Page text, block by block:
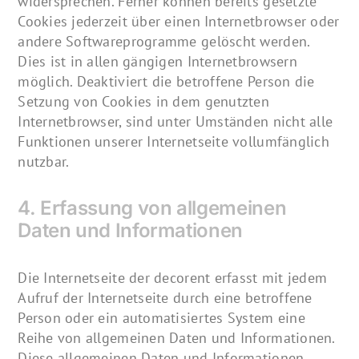
Cookies jederzeit über einen Internetbrowser oder
andere Softwareprogramme gelöscht werden.
Dies ist in allen gängigen Internetbrowsern
möglich. Deaktiviert die betroffene Person die
Setzung von Cookies in dem genutzten
Internetbrowser, sind unter Umständen nicht alle
Funktionen unserer Internetseite vollumfänglich
nutzbar.
4. Erfassung von allgemeinen
Daten und Informationen
Die Internetseite der decorent erfasst mit jedem
Aufruf der Internetseite durch eine betroffene
Person oder ein automatisiertes System eine
Reihe von allgemeinen Daten und Informationen.